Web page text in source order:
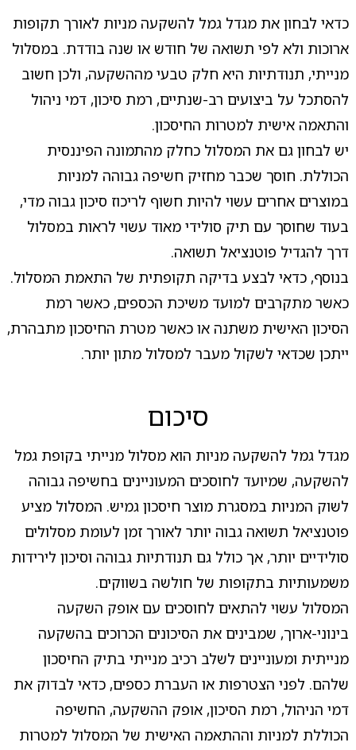
כדאי לבחון את מגדל גמל להשקעה מניות לאורך תקופות
ארוכות ולא לפי תשואה של חודש או שנה בודדת. במסלול
מנייתי, תנודתיות היא חלק טבעי מההשקעה, ולכן חשוב
להסתכל על ביצועים רב-שנתיים, רמת סיכון, דמי ניהול
והתאמה אישית למטרות החיסכון.
יש לבחון גם את המסלול כחלק מהתמונה הפיננסית
הכוללת. חוסך שכבר מחזיק חשיפה גבוהה למניות
במוצרים אחרים עשוי להיות חשוף לריכוז סיכון גבוה מדי,
בעוד שחוסך עם תיק סולידי מאוד עשוי לראות במסלול
דרך להגדיל פוטנציאל תשואה.
בנוסף, כדאי לבצע בדיקה תקופתית של התאמת המסלול.
כאשר מתקרבים למועד משיכת הכספים, כאשר רמת
הסיכון האישית משתנה או כאשר מטרת החיסכון מתבהרת,
ייתכן שכדאי לשקול מעבר למסלול מתון יותר.
סיכום
מגדל גמל להשקעה מניות הוא מסלול מנייתי בקופת גמל
להשקעה, שמיועד לחוסכים המעוניינים בחשיפה גבוהה
לשוק המניות במסגרת מוצר חיסכון גמיש. המסלול מציע
פוטנציאל תשואה גבוה יותר לאורך זמן לעומת מסלולים
סולידיים יותר, אך כולל גם תנודתיות גבוהה וסיכון לירידות
משמעותיות בתקופות של חולשה בשווקים.
המסלול עשוי להתאים לחוסכים עם אופק השקעה
בינוני-ארוך, שמבינים את הסיכונים הכרוכים בהשקעה
מנייתית ומעוניינים לשלב רכיב מנייתי בתיק החיסכון
שלהם. לפני הצטרפות או העברת כספים, כדאי לבדוק את
דמי הניהול, רמת הסיכון, אופק ההשקעה, החשיפה
הכוללת למניות וההתאמה האישית של המסלול למטרות